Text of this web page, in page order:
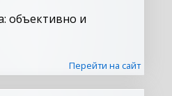
объективно и
Перейти на сайт